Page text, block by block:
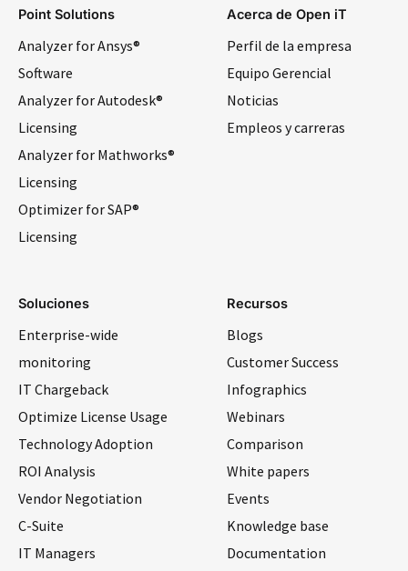
Point Solutions
Analyzer for Ansys®
Software
Analyzer for Autodesk®
Licensing
Analyzer for Mathworks®
Licensing
Optimizer for SAP®
Licensing
Acerca de Open iT
Perfil de la empresa
Equipo Gerencial
Noticias
Empleos y carreras
Soluciones
Enterprise-wide
monitoring
IT Chargeback
Optimize License Usage
Technology Adoption
ROI Analysis
Vendor Negotiation
C-Suite
IT Managers
Recursos
Blogs
Customer Success
Infographics
Webinars
Comparison
White papers
Events
Knowledge base
Documentation